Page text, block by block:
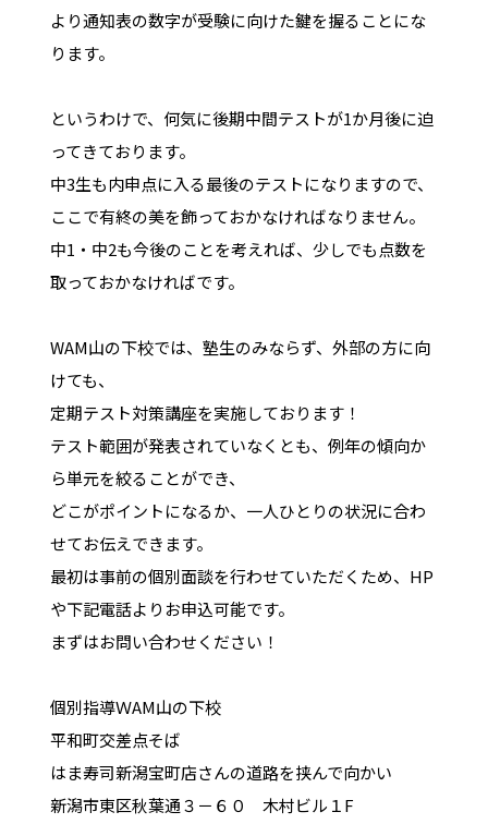
より通知表の数字が受験に向けた鍵を握ることにな
ります。
というわけで、何気に後期中間テストが1か月後に迫
ってきております。
中3生も内申点に入る最後のテストになりますので、
ここで有終の美を飾っておかなければなりません。
中1・中2も今後のことを考えれば、少しでも点数を
取っておかなければです。
WAM山の下校では、塾生のみならず、外部の方に向
けても、
定期テスト対策講座を実施しております！
テスト範囲が発表されていなくとも、例年の傾向か
ら単元を絞ることができ、
どこがポイントになるか、一人ひとりの状況に合わ
せてお伝えできます。
最初は事前の個別面談を行わせていただくため、HP
や下記電話よりお申込可能です。
まずはお問い合わせください！
個別指導ＷAM山の下校
平和町交差点そば
はま寿司新潟宝町店さんの道路を挟んで向かい
新潟市東区秋葉通３－６０ 木村ビル１F